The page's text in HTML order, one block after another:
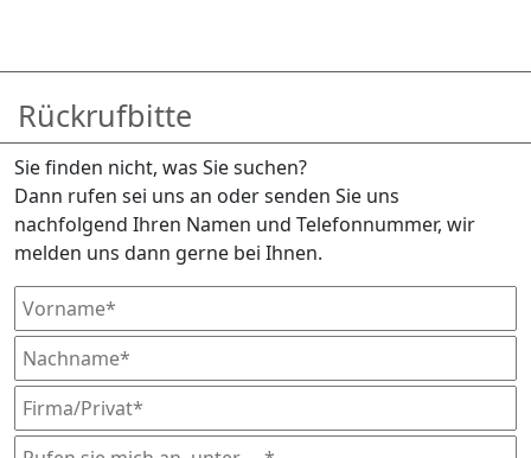
Rückrufbitte
Sie finden nicht, was Sie suchen?
Dann rufen sei uns an oder senden Sie uns
nachfolgend Ihren Namen und Telefonnummer, wir
melden uns dann gerne bei Ihnen.